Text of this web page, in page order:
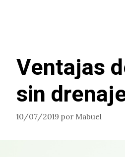
Ventajas
sin
10/07/2019 por Mabuel